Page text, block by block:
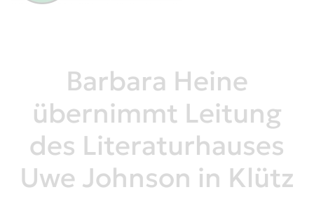
Barbara Heine
übernimmt Leitung
des Literaturhauses
Uwe Johnson in Klütz